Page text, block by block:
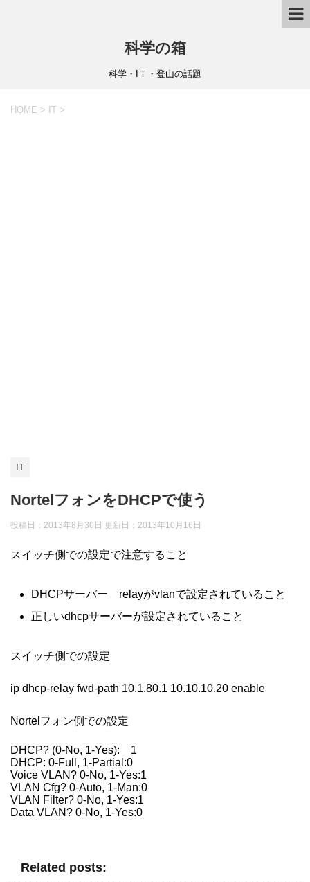
科学の箱
科学・IＴ・登山の話題
HOME > IT >
IT
NortelフォンをDHCPで使う
投稿日：2013年8月30日 更新日： 2013年10月16日
スイッチ側での設定で注意すること
DHCPサーバー relayがvlanで設定されていること
正しいdhcpサーバーが設定されていること
スイッチ側での設定
ip dhcp-relay fwd-path 10.1.80.1 10.10.10.20 enable
Nortelフォン側での設定
DHCP? (0-No, 1-Yes): 1
DHCP: 0-Full, 1-Partial:0
Voice VLAN? 0-No, 1-Yes:1
VLAN Cfg? 0-Auto, 1-Man:0
VLAN Filter? 0-No, 1-Yes:1
Data VLAN? 0-No, 1-Yes:0
Related posts: